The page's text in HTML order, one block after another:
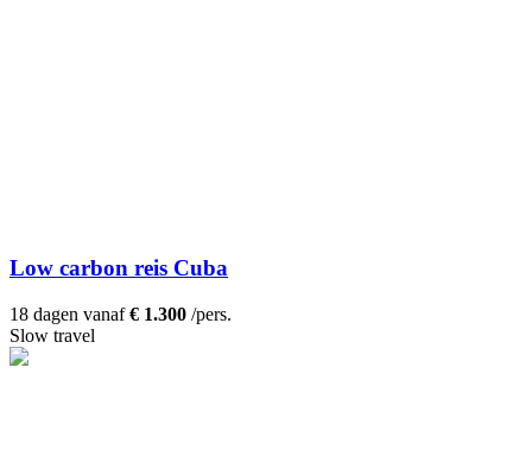
Low carbon reis Cuba
18 dagen vanaf€ 1.300 /pers.
Slow travel